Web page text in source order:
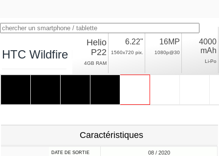
HTC Wildfire E2
Helio
P22
4GB RAM
6.22"
1560x720 pix.
16MP
1080p@30
4000
mAh
Li-Po
Caractéristiques
DATE DE SORTIE 08 / 2020